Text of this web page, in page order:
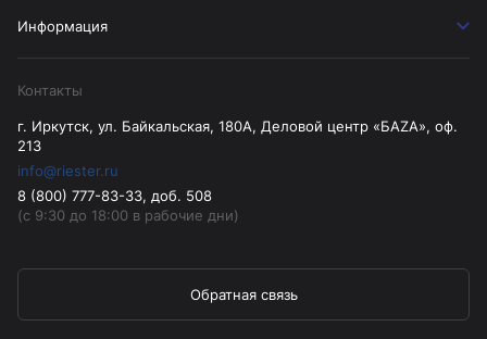
Информация
Контакты
г. Иркутск, ул. Байкальская, 180А, Деловой центр «БАZА», оф.
213
info@riester.ru
8 (800) 777-83-33, доб. 508
(с 9:30 до 18:00 в рабочие дни)
Обратная связь